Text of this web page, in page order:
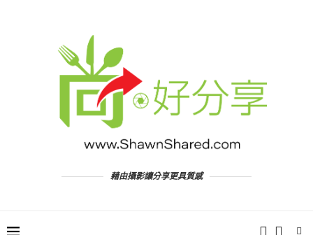
藉由攝影讓分享更具質感